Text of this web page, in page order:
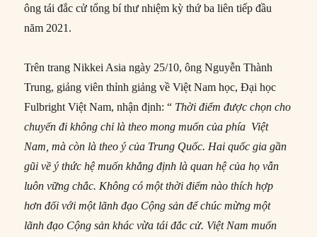
ông tái đắc cử tổng bí thư nhiệm kỳ thứ ba liên tiếp đầu
năm 2021.
Trên trang Nikkei Asia ngày 25/10, ông Nguyễn Thành
Trung, giảng viên thỉnh giảng về Việt Nam học, Đại học
Fulbright Việt Nam, nhận định: “ Thời điểm được chọn cho
chuyến đi không chỉ là theo mong muốn của phía Việt
Nam, mà còn là theo ý của Trung Quốc. Hai quốc gia gần
gũi về ý thức hệ muốn khẳng định là quan hệ của họ vẫn
luôn vững chắc. Không có một thời điểm nào thích hợp
hơn đối với một lãnh đạo Cộng sản để chúc mừng một
lãnh đạo Cộng sản khác vừa tái đắc cử. Việt Nam muốn